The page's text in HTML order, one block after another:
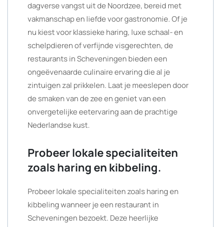
dagverse vangst uit de Noordzee, bereid met
vakmanschap en liefde voor gastronomie. Of je
nu kiest voor klassieke haring, luxe schaal- en
schelpdieren of verfijnde visgerechten, de
restaurants in Scheveningen bieden een
ongeëvenaarde culinaire ervaring die al je
zintuigen zal prikkelen. Laat je meeslepen door
de smaken van de zee en geniet van een
onvergetelijke eetervaring aan de prachtige
Nederlandse kust.
Probeer lokale specialiteiten
zoals haring en kibbeling.
Probeer lokale specialiteiten zoals haring en
kibbeling wanneer je een restaurant in
Scheveningen bezoekt. Deze heerlijke